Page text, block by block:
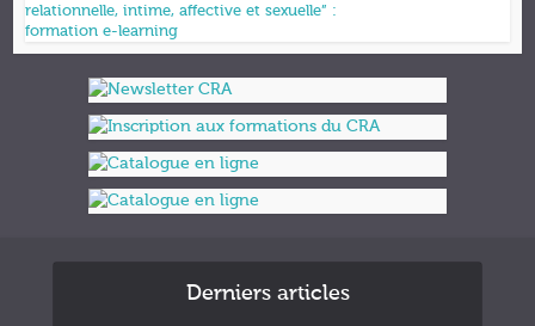
relationnelle, intime, affective et sexuelle” :
formation e-learning
Derniers articles